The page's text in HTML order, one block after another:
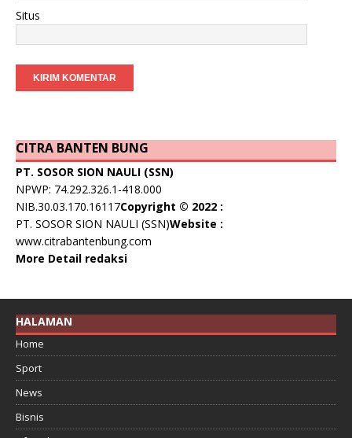
Situs
CITRA BANTEN BUNG
PT. SOSOR SION NAULI (SSN)
NPWP: 74.292.326.1-418.000
NIB.30.03.170.16117Copyright © 2022 :
PT. SOSOR SION NAULI (SSN)Website :
www.citrabantenbung.com
More Detail redaksi
HALAMAN
Home
Sport
News
Bisnis